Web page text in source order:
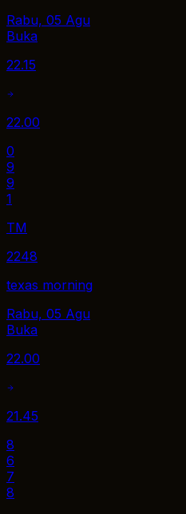
Rabu, 05 Agu
Buka
22.15
22.00
0
9
9
1
TM
2248
texas morning
Rabu, 05 Agu
Buka
22.00
21.45
8
6
7
8